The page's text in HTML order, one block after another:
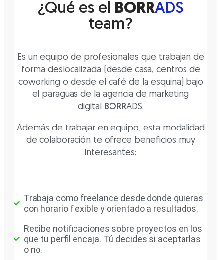
¿Qué es el BORRADS
team?
Es un equipo de profesionales que trabajan de
forma deslocalizada (desde casa, centros de
coworking o desde el café de la esquina) bajo
el paraguas de la agencia de marketing
digital BORRADS.
Además de trabajar en equipo, esta modalidad
de colaboración te ofrece beneficios muy
interesantes:
Trabaja como freelance desde donde quieras
con horario flexible y orientado a resultados.
Recibe notificaciones sobre proyectos en los
que tu perfil encaja. Tú decides si aceptarlas
o no.